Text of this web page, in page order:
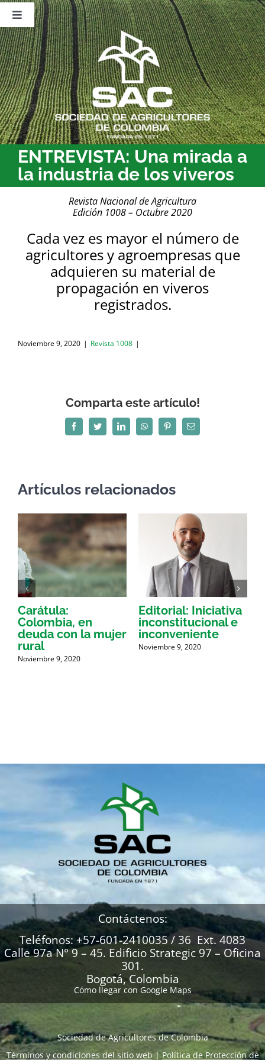
Saltar
contenido
Toggle
Navigation
Nosotros
Publicaciones
Sala de Prensa
Eventos
ENTREVISTA: Una mirada a
la industria de los viveros
Revista Nacional de Agricultura
Edición 1008 – Octubre 2020
Cada vez es mayor el número de
agricultores y agroempresas que
adquieren su material de
propagación en viveros
registrados.
Noviembre 9, 2020 | Revista 1008 |
Comparta este artículo!
FacebookTwitterLinkedInWhatsAppPinterestCorreo
electrónico
Artículos relacionados
Carátula:
Colombia, en
deuda con la mujer
rural
Noviembre 9, 2020
Editorial: Iniciativa
inconstitucional e
inconveniente
Noviembre 9, 2020
Contáctenos:
Teléfonos: +57-601-2410035 / 36 Ext. 4083
Calle 97a N° 9 – 45. Edificio Strategic 97 – Oficina
301.
Bogotá, Colombia
Cómo llegar con Google Maps
Sociedad de Agricultores de Colombia
Términos y condiciones del sitio web|Política de Protección de